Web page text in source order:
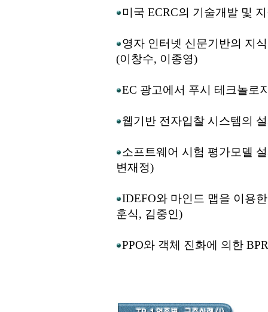
미국 ECRC의 기술개발 및
영자 인터넷 신문기반의 지
(이창수, 이종영)
EC 광고에서 푸시 테크놀로
웹기반 전자입찰 시스템의
소프트웨어 시험 평가모델
변재정)
IDEFO와 마인드 맵을 이용
훈식, 김중인)
PPO와 객체 진화에 의한